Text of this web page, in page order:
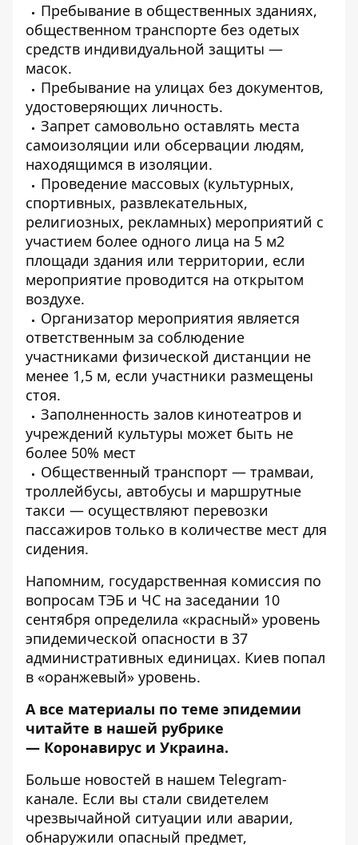
Пребывание в общественных зданиях,
общественном транспорте без одетых
средств индивидуальной защиты —
масок.
Пребывание на улицах без документов,
удостоверяющих личность.
Запрет самовольно оставлять места
самоизоляции или обсервации людям,
находящимся в изоляции.
Проведение массовых (культурных,
спортивных, развлекательных,
религиозных, рекламных) мероприятий с
участием более одного лица на 5 м2
площади здания или территории, если
мероприятие проводится на открытом
воздухе.
Организатор мероприятия является
ответственным за соблюдение
участниками физической дистанции не
менее 1,5 м, если участники размещены
стоя.
Заполненность залов кинотеатров и
учреждений культуры может быть не
более 50% мест
Общественный транспорт — трамваи,
троллейбусы, автобусы и маршрутные
такси — осуществляют перевозки
пассажиров только в количестве мест для
сидения.
Напомним, государственная комиссия по
вопросам ТЭБ и ЧС на заседании 10
сентября определила «красный» уровень
эпидемической опасности в 37
административных единицах. Киев попал
в «оранжевый» уровень.
А все материалы по теме эпидемии
читайте в нашей рубрике
— Коронавирус и Украина.
Больше новостей в нашем Telegram-
канале. Если вы стали свидетелем
чрезвычайной ситуации или аварии,
обнаружили опасный предмет,